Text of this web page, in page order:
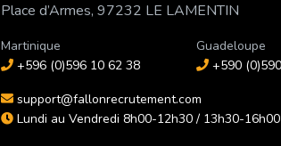
Place d’Armes, 97232 LE LAMENTIN
Martinique
+596 (0)596 10 62 38
Guadeloupe
+590
support@fallonrecrutement.com
Lundi au Vendredi 8h00-12h30 / 13h30-16h00